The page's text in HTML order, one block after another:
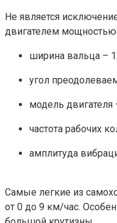
Не является
двигателем мощностью
ширина вальца –
угол
модель двигателя
частота рабочих
амплитуда
Самые легкие из
от 0 до 9 км/час.